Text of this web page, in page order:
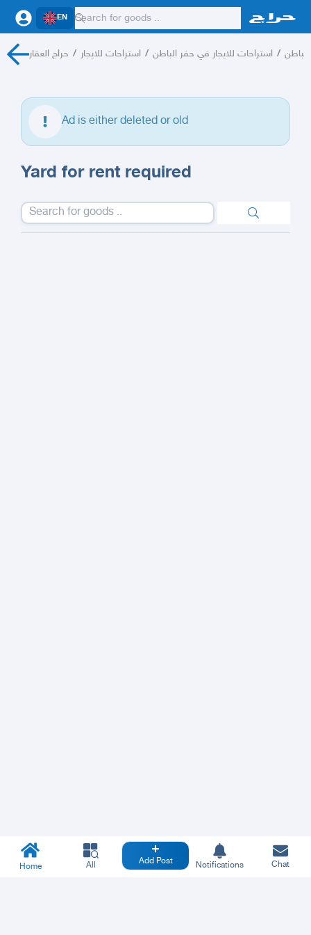
EN
حراج العقار / استراحات للايجار / استراحات للايجار في حفر الباطن /
Ad is either deleted or old
Yard for rent required
Home All Add Post Notifications Chat